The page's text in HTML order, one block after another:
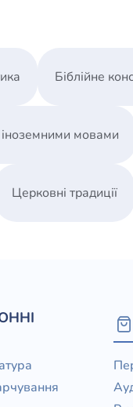
Біблійне
мовами
Церковні традиції